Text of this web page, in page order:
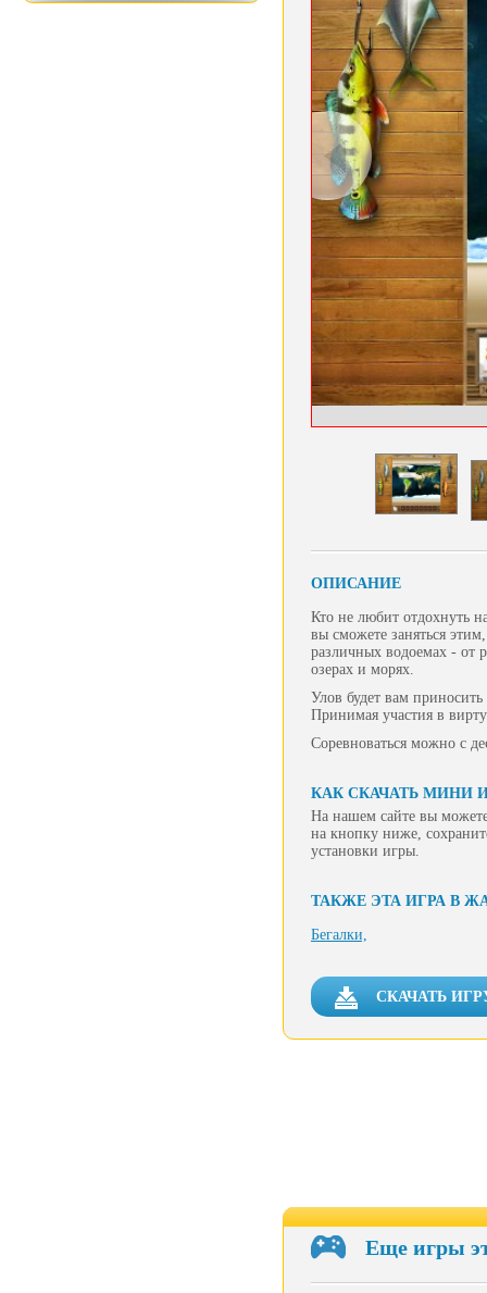
ОПИСАНИЕ
Кто не любит отдохнуть
вы сможете заняться
различных водоемах - от
озерах и морях.
Улов будет вам
Принимая участия в
Соревноваться можно с
КАК СКАЧАТЬ МИНИ
На нашем сайте вы
на кнопку ниже,
установки игры.
ТАКЖЕ ЭТА ИГРА В
Бегалки,
СКАЧАТЬ
Еще игры